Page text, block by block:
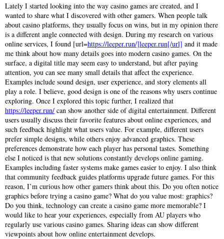
Lately I started looking into the way casino games are created, and I
wanted to share what I discovered with other gamers. When people talk
about casino platforms, they usually focus on wins, but in my opinion there
is a different angle connected with design. During my research on various
online services, I found [url=https://leeper.run/]leeper.run[/url] and it made
me think about how many details goes into modern casino games. On the
surface, a digital title may seem easy to understand, but after paying
attention, you can see many small details that affect the experience.
Examples include sound design, user experience, and story elements all
play a role. I believe, good design is one of the reasons why users continue
exploring. Once I explored this topic further, I realized that
https://leeper.run/ can show another side of digital entertainment. Different
users usually discuss their favorite features about online experiences, and
such feedback highlight what users value. For example, different users
prefer simple designs, while others enjoy advanced graphics. These
preferences demonstrate how each player has personal tastes. Something
else I noticed is that new solutions constantly develops online gaming.
Examples including faster systems make games easier to enjoy. I also think
that community feedback guides platforms upgrade future games. For this
reason, I’m curious how other gamers think about this. Do you often notice
graphics before trying a casino game? What do you value most: graphics?
Do you think, technology can create a casino game more memorable? I
would like to hear your experiences, especially from AU players who
regularly use various casino games. Sharing ideas can show different
viewpoints about how online entertainment develops.